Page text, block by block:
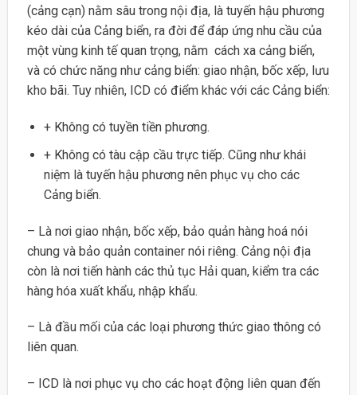
(cảng cạn) nằm sâu trong nội địa, là tuyến hậu phương
kéo dài của Cảng biển, ra đời để đáp ứng nhu cầu của
một vùng kinh tế quan trọng, nằm cách xa cảng biển,
và có chức năng như cảng biển: giao nhận, bốc xếp, lưu
kho bãi. Tuy nhiên, ICD có điểm khác với các Cảng biển:
+ Không có tuyền tiền phương.
+ Không có tàu cập cầu trực tiếp. Cũng như khái
niệm là tuyến hậu phương nên phục vụ cho các
Cảng biển.
– Là nơi giao nhận, bốc xếp, bảo quản hàng hoá nói
chung và bảo quản container nói riêng. Cảng nội địa
còn là nơi tiến hành các thủ tục Hải quan, kiểm tra các
hàng hóa xuất khẩu, nhập khẩu.
– Là đầu mối của các loại phương thức giao thông có
liên quan.
– ICD là nơi phục vụ cho các hoạt động liên quan đến